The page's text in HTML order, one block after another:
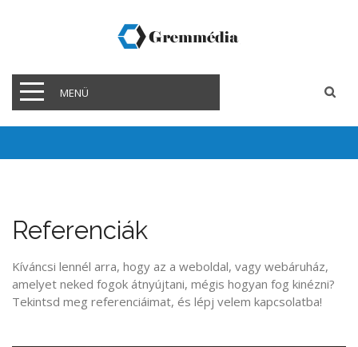
MENÜ
Referenciák
Kíváncsi lennél arra, hogy az a weboldal, vagy webáruház,
amelyet neked fogok átnyújtani, mégis hogyan fog kinézni?
Tekintsd meg referenciáimat, és lépj velem kapcsolatba!